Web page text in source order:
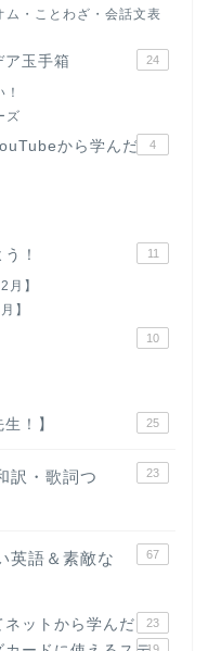
ム・ことわざ・会話文表
ア玉手箱 24
ズ
から学んだ 4
！ 11
月】
】
10
！】 25
訳・歌詞つ
23
英語＆素敵な
67
ネットから学んだ 23